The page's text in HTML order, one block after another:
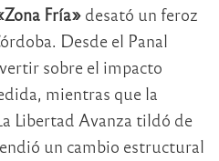
Fría» desató un feroz
Desde el Panal
sobre el impacto
mientras que la
Libertad Avanza tildó de
un cambio estructural